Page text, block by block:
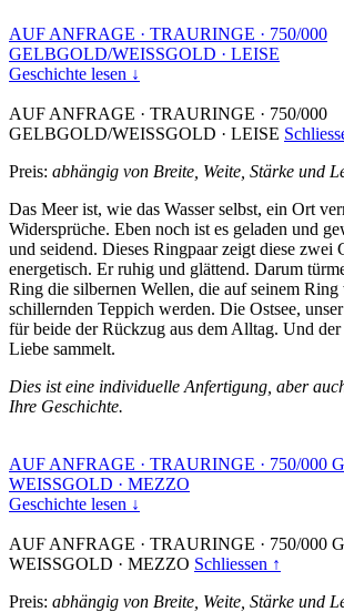
AUF ANFRAGE · TRAURINGE · 750/000
GELBGOLD/WEISSGOLD · LEISE
Geschichte lesen ↓
AUF ANFRAGE · TRAURINGE · 750/000
GELBGOLD/WEISSGOLD · LEISE
Preis: abhängig von Breite, Weite, Stärke und
Das Meer ist, wie das Wasser selbst, ein Ort
Widersprüche. Eben noch ist es geladen und
und seidend. Dieses Ringpaar zeigt diese zwei
energetisch. Er ruhig und glättend. Darum
Ring die silbernen Wellen, die auf seinem Ring
schillernden Teppich werden. Die Ostsee,
für beide der Rückzug aus dem Alltag. Und
Liebe sammelt.
Dies ist eine individuelle Anfertigung, aber
Ihre Geschichte.
AUF ANFRAGE · TRAURINGE · 750/000
WEISSGOLD · MEZZO
Geschichte lesen ↓
AUF ANFRAGE · TRAURINGE · 750/000
WEISSGOLD · MEZZO Schliessen ↑
Preis: abhängig von Breite, Weite, Stärke und